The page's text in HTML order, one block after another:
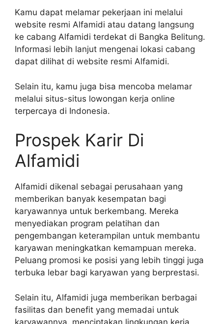
Kamu dapat melamar pekerjaan ini melalui
website resmi Alfamidi atau datang langsung
ke cabang Alfamidi terdekat di Bangka Belitung.
Informasi lebih lanjut mengenai lokasi cabang
dapat dilihat di website resmi Alfamidi.
Selain itu, kamu juga bisa mencoba melamar
melalui situs-situs lowongan kerja online
terpercaya di Indonesia.
Prospek Karir Di
Alfamidi
Alfamidi dikenal sebagai perusahaan yang
memberikan banyak kesempatan bagi
karyawannya untuk berkembang. Mereka
menyediakan program pelatihan dan
pengembangan keterampilan untuk membantu
karyawan meningkatkan kemampuan mereka.
Peluang promosi ke posisi yang lebih tinggi juga
terbuka lebar bagi karyawan yang berprestasi.
Selain itu, Alfamidi juga memberikan berbagai
fasilitas dan benefit yang memadai untuk
karyawannya, menciptakan lingkungan kerja